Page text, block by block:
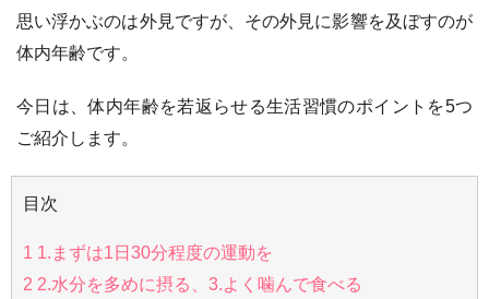
思い浮かぶのは外見ですが、その外見に影響を及ぼすのが
体内年齢です。
今日は、体内年齢を若返らせる生活習慣のポイントを5つ
ご紹介します。
目次
1 1.まずは1日30分程度の運動を
2 2.水分を多めに摂る、3.よく噛んで食べる